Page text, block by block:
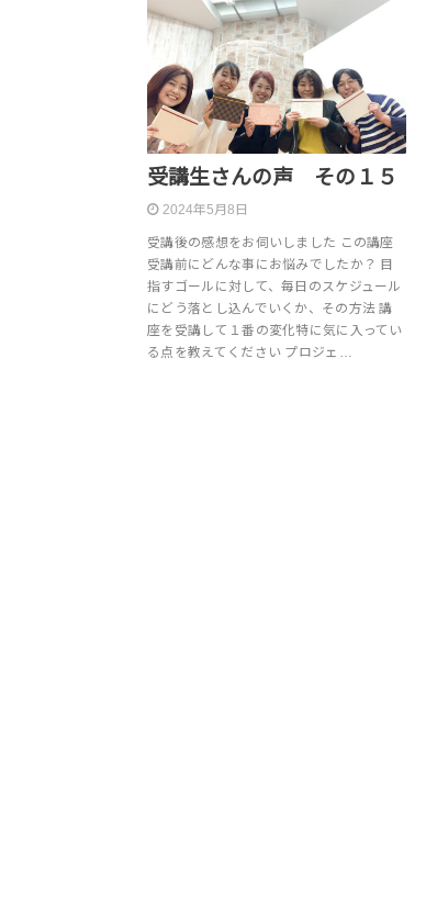
受講生さんの声 その１５
2024年5月8日
受講後の感想をお伺いしました この講座
受講前にどんな事にお悩みでしたか？ 目
指すゴールに対して、毎日のスケジュール
にどう落とし込んでいくか、その方法 講
座を受講して１番の変化特に気に入ってい
る点を教えてください プロジェ…